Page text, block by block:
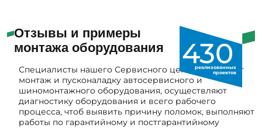
Специалисты нашего Сервисного центра проводят
монтаж и пусконаладку автосервисного и
шиномонтажного оборудования, осуществляют
диагностику оборудования и всего рабочего
процесса, чтоб выявить причину поломок, выполняют
работы по гарантийному и постгарантийному
ремонту и еще много всего.
430
реализованных
проектов